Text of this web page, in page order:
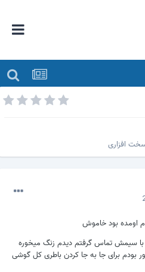
افزاری
اومده بود خاموش
با سیمش تماس گرفتم دیدم زنگ میخوره
برای جا به جا کردن باطری کل گوشی